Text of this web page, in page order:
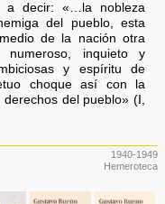
a decir: «…la nobleza
del pueblo, esta
de la nación otra
inquieto y
y espíritu de
choque así con la
del pueblo» (I,
1940-1949
Hemeroteca